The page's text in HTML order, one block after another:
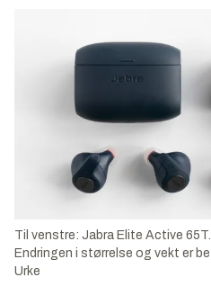
Til venstre: Jabra Elite Active
Endringen i størrelse og vekt er
Urke